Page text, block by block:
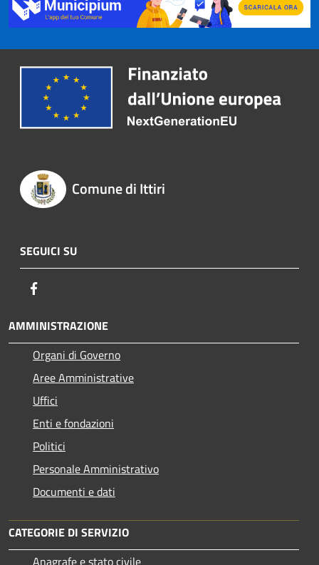
Comune di Ittiri
SEGUICI SU
AMMINISTRAZIONE
Organi di Governo
Aree Amministrative
Uffici
Enti e fondazioni
Politici
Personale Amministrativo
Documenti e dati
CATEGORIE DI SERVIZIO